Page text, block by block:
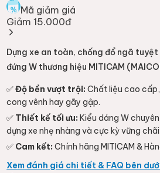
Mã giảm giá
Giảm 15.000đ
Dựng xe an toàn, chống đổ ngã
đứng W thương hiệu MITICAM
✅Độ bền vượt trội: Chất liệu cao
cong vênh hay gãy gập.
✅ Thiết kế tối ưu: Kiểu dáng W
dựng xe nhẹ nhàng và cực kỳ vững chãi.
✅ Cam kết: Chính hãng MITICAM &
Xem đánh giá chi tiết & FAQ bên